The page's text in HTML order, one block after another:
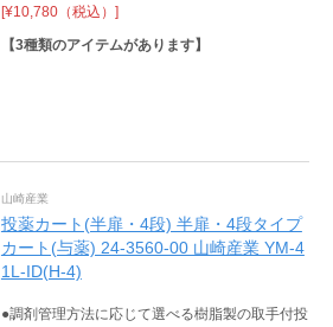
箱を収納できます。また、扉は鍵付きですの
で、保管管理にも適しています。
[¥10,780（税込）]
【3種類のアイテムがあります】
山崎産業
投薬カート(半扉・4段) 半扉・4段タイプ
カート(与薬) 24-3560-00 山崎産業 YM-4
1L-ID(H-4)
●調剤管理方法に応じて選べる樹脂製の取手付投